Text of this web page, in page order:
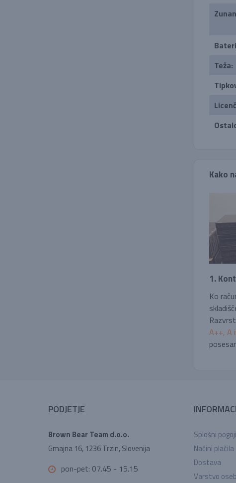
Teža:
Kako
1.
Ko
A++, A
PODJETJE
Brown Bear Team d.o.o.
Gmajna 16, 1236 Trzin, Slovenija
pon-pet: 07.45 - 15.15
Splošni pogoji
Načini plačila
Dostava
Varstvo